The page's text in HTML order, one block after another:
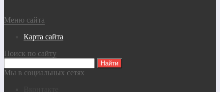
Меню сайта
Карта сайта
Поиск по сайту
Мы в социальных сетях